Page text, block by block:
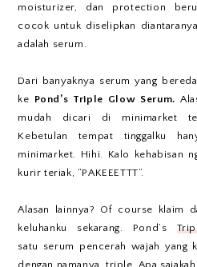
moisturizer, dan protection
cocok untuk diselipkan
adalah serum.
Dari banyaknya serum yang
ke Pond’s Triple Glow Serum.
mudah dicari di minimarket
Kebetulan tempat tinggalku
minimarket. Hihi. Kalo kehabisan
kurir teriak, “PAKEEETTT”.
Alasan lainnya? Of course klaim
keluhanku sekarang. Pond’s
satu serum pencerah wajah yang
dengan namanya, triple. Apa